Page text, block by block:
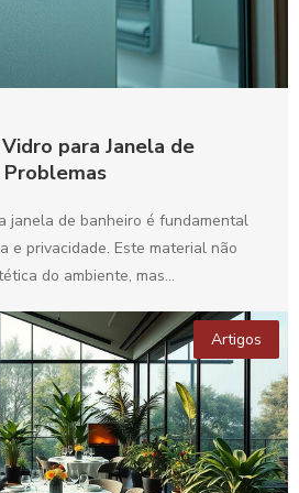
para Janela de
Problemas
janela de banheiro é fundamental
e privacidade. Este material não
do ambiente, mas...
Artigos